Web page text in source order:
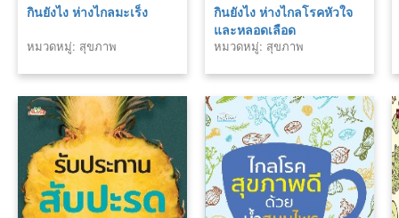
กินยังไง ห่างไกลมะเร็ง
หมวดหมู่: สุขภาพ
กินยังไง ห่างไกลโรคหัวใจ
และหลอดเลือด
หมวดหมู่: สุขภาพ